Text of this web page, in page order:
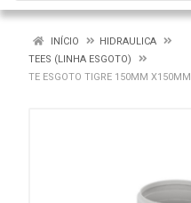
INÍCIO
HIDRAULICA
TEES (LINHA ESGOTO)
TE ESGOTO TIGRE 150MM X150MM